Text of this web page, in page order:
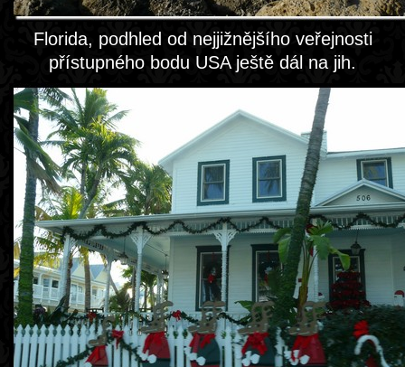
Florida, podhled od nejjižnějšího veřejnosti
přístupného bodu USA ještě dál na jih.